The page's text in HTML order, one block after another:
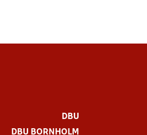
DBU
DBU BORNHOLM